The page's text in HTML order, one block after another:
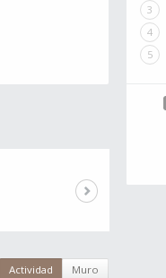
Actividad Muro